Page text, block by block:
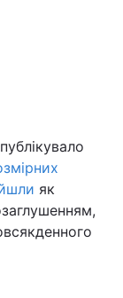
як